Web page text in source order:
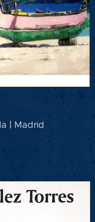
| Madrid